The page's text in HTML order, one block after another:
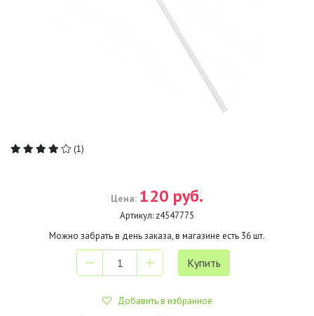
(1)
Цена: 120 руб.
Артикул: z4547775
Можно забрать в день заказа, в магазине есть 36шт.
Добавить в избранное